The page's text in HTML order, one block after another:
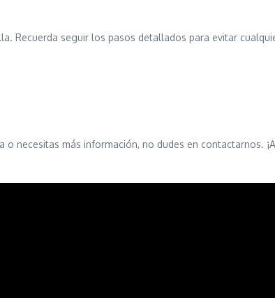
Recuerda seguir los pasos detallados para evitar
necesitas más información, no dudes en contactarnos.